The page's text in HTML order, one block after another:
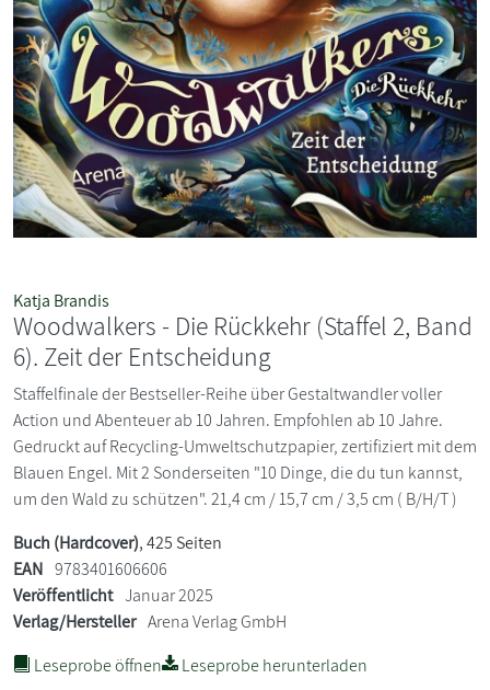
Katja Brandis
Woodwalkers - Die Rückkehr (Staffel 2, Band
6). Zeit der Entscheidung
Staffelfinale der Bestseller-Reihe über Gestaltwandler voller
Action und Abenteuer ab 10 Jahren. Empfohlen ab 10 Jahre.
Gedruckt auf Recycling-Umweltschutzpapier, zertifiziert mit dem
Blauen Engel. Mit 2 Sonderseiten "10 Dinge, die du tun kannst,
um den Wald zu schützen". 21,4 cm / 15,7 cm / 3,5 cm ( B/H/T )
Buch (Hardcover), 425 Seiten
EAN 9783401606606
Veröffentlicht Januar 2025
Verlag/Hersteller Arena Verlag GmbH
Leseprobe öffnen
Leseprobe herunterladen